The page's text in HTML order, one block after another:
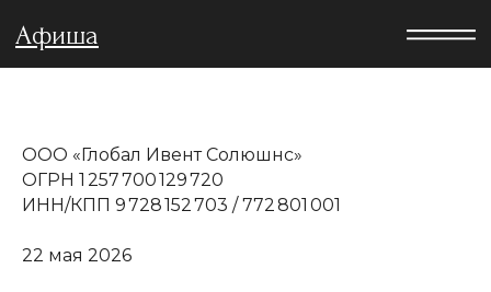
Афиша
ООО «Глобал Ивент Солюшнс»
ОГРН 1 257 700 129 720
ИНН/КПП 9 728 152 703 / 772 801 001
22 мая 2026